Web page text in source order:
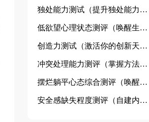
独处能力测试（提升独处能力，学会与自己对话）
低欲望心理状态测评（唤醒生活热忱，重拾向上力量）
创造力测试（激活你的创新天赋）
冲突处理能力测评（掌握方法，从容处理分歧）
摆烂躺平心态综合测评（唤醒内在动力，摆脱躺平摆烂心态）
安全感缺失程度测评（自建内心底气，治愈不安与敏感）